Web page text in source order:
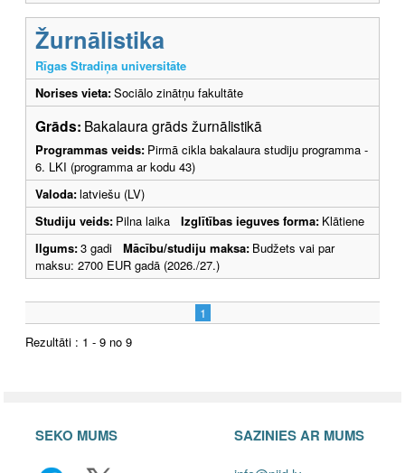
Žurnālistika
Rīgas Stradiņa universitāte
Norises vieta:Sociālo zinātņu fakultāte
Grāds: Bakalaura grāds žurnālistikā
Programmas veids: Pirmā cikla bakalaura studiju programma -
6. LKI (programma ar kodu 43)
Valoda:latviešu (LV)
Studiju veids: Pilna laika Izglītības ieguves forma: Klātiene
Ilgums:3 gadi Mācību/studiju maksa: Budžets vai par
maksu: 2700 EUR gadā (2026./27.)
1
Rezultāti : 1 - 9 no 9
SEKO MUMS SAZINIES AR MUMS